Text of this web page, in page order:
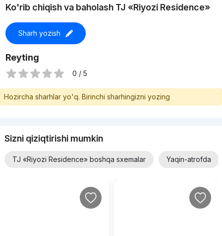
Ko'rib chiqish va baholash TJ «Riyozi Residence»
Sharh yozish
Reyting
0 / 5
Hozircha sharhlar yo'q. Birinchi sharhingizni yozing
Sizni qiziqtirishi mumkin
TJ «Riyozi Residence» boshqa sxemalar Yaqin-atrofda